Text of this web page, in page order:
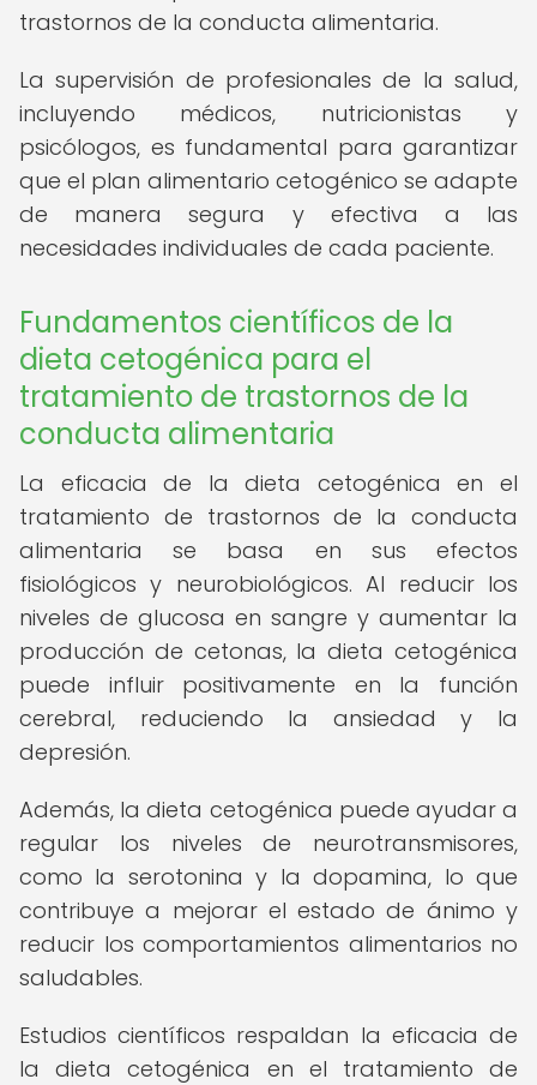
trastornos de la conducta alimentaria.
La supervisión de profesionales de la salud,
incluyendo médicos, nutricionistas y
psicólogos, es fundamental para garantizar
que el plan alimentario cetogénico se adapte
de manera segura y efectiva a las
necesidades individuales de cada paciente.
Fundamentos científicos de la
dieta cetogénica para el
tratamiento de trastornos de la
conducta alimentaria
La eficacia de la dieta cetogénica en el
tratamiento de trastornos de la conducta
alimentaria se basa en sus efectos
fisiológicos y neurobiológicos. Al reducir los
niveles de glucosa en sangre y aumentar la
producción de cetonas, la dieta cetogénica
puede influir positivamente en la función
cerebral, reduciendo la ansiedad y la
depresión.
Además, la dieta cetogénica puede ayudar a
regular los niveles de neurotransmisores,
como la serotonina y la dopamina, lo que
contribuye a mejorar el estado de ánimo y
reducir los comportamientos alimentarios no
saludables.
Estudios científicos respaldan la eficacia de
la dieta cetogénica en el tratamiento de